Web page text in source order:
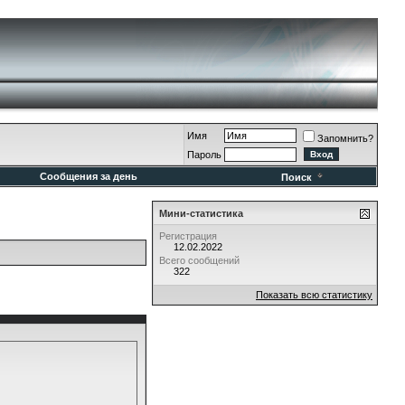
Имя
Запомнить?
Пароль
Сообщения за день Поиск
Мини-статистика
Регистрация
12.02.2022
Всего сообщений
322
Показать всю статистику